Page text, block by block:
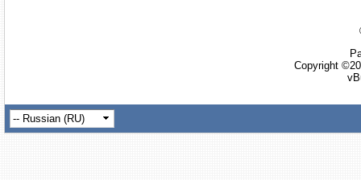
Copyright